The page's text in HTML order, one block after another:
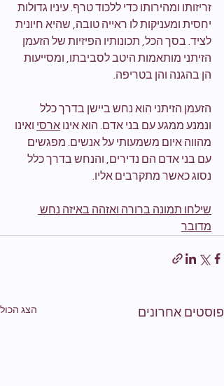
זריזותו ומהירותו כדי ללכוד טרף. עיניו גדולות
יחסית ומעניקות לו ראייה טובה, שהיא חיונית
לציד. בסך הכל, תכונותיו הפיזיות של הזעמן
הזיתני מותאמות היטב לסביבתו, ומסייעות
הן בהגנה והן בטריפה.
הזעמן הזיתני הוא נחש ביישן בדרך כלל
ונמנע ממגע עם בני אדם. הוא אינו ארסי ואינו
מהווה איום משמעותי על אנשים. מפגשים
עם בני אדם הם נדירים, והנחש בדרך כלל
נסוג כאשר מתקרבים אליו.
שילחו תמונה ברורה ואזהה באיזה נחש
מדובר
פוסטים אחרונים הצג הכול